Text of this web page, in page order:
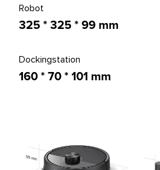
Robot
325 * 325 * 99 mm
Dockingstation
160 * 70 * 101 mm